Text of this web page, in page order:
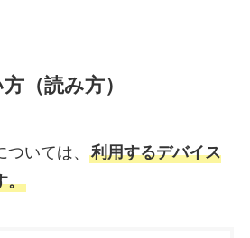
（読み方）
いては、
利用するデバイス
。